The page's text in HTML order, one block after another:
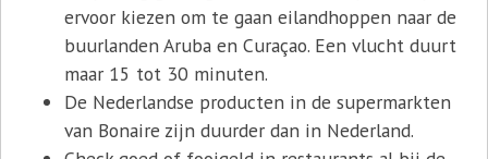
ervoor kiezen om te gaan eilandhoppen naar de
buurlanden Aruba en Curaçao. Een vlucht duurt
maar 15 tot 30 minuten.
De Nederlandse producten in de supermarkten
van Bonaire zijn duurder dan in Nederland.